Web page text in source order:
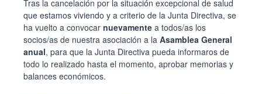
Tras la cancelación por la situación excepcional de salud
que estamos viviendo y a criterio de la Junta Directiva, se
ha vuelto a convocar nuevamente a todos/as los
socios/as de nuestra asociación a la Asamblea General
anual, para que la Junta Directiva pueda informaros de
todo lo realizado hasta el momento, aprobar memorias y
balances económicos.